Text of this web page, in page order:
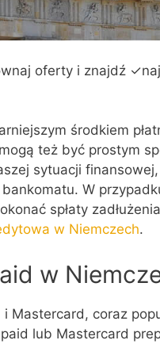
oferty i znajdź
środkiem
też być prostym
sytuacji
W
spłaty
w Niemczech.
w
Mastercard, coraz
lub Mastercard